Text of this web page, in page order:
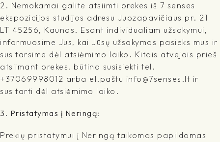
2. Nemokamai galite atsiimti prekes iš 7 senses
ekspozicijos studijos adresu Juozapavičiaus pr. 21
LT 45256, Kaunas. Esant individualiam užsakymui,
informuosime Jus, kai Jūsų užsakymas pasieks mus ir
susitarsime dėl atsiėmimo laiko. Kitais atvejais prieš
atsiimant prekes, būtina susisiekti tel.
+37069998012 arba el.paštu info@7senses.lt ir
susitarti dėl atsiėmimo laiko.
3. Pristatymas į Neringą:
Prekių pristatymui į Neringą taikomas papildomas